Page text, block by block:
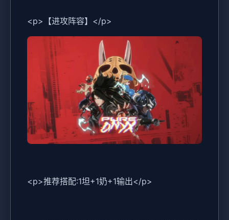
<p>【进攻阵容】</p>
<p>推荐搭配:1坦+1奶+1输出</p>